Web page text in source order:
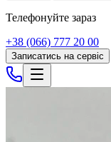
Телефонуйте зараз
+38 (066) 777 20 00
Записатись на сервіс